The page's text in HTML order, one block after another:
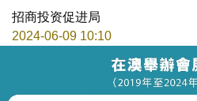
招商投资促进局
2024-06-09 10:10